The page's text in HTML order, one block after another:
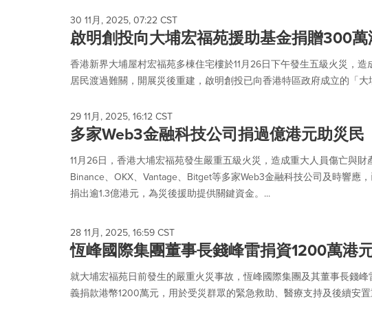
30 11月, 2025, 07:22 CST
啟明創投向大埔宏福苑援助基金捐贈300
香港新界大埔屋村宏福苑多棟住宅樓於11月26日下午發生五級火災，
居民渡過難關，開展災後重建，啟明創投已向香港特區政府成立的「
29 11月, 2025, 16:12 CST
多家Web3金融科技公司捐過億港元助災民
11月26日，香港大埔宏福苑發生嚴重五級火災，造成重大人員傷亡與財
Binance、OKX、Vantage、Bitget等多家Web3金融科技公司及時響應
捐出逾1.3億港元，為災後援助提供關鍵資金。...
28 11月, 2025, 16:59 CST
恆峰國際集團董事長錢峰雷捐資1200萬港
就大埔宏福苑日前發生的嚴重火災事故，恆峰國際集團及其董事長錢
義捐款港幣1200萬元，用於受災群眾的緊急救助、醫療支持及後續安